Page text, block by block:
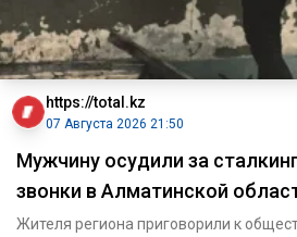
https://total.kz
07 Августа 2026 21:50
Мужчину осудили за
звонки в Алматинской
Жителя региона приговорили к